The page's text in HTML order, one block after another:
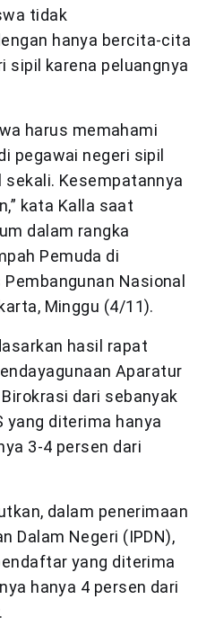
tidak
hanya bercita-cita
sipil karena peluangnya
harus memahami
pegawai negeri sipil
sekali. Kesempatannya
kata Kalla saat
dalam rangka
Pemuda di
Nasional
Minggu (4/11).
hasil rapat
Aparatur
dari sebanyak
yang diterima hanya
3-4 persen dari
dalam penerimaan
Dalam Negeri (IPDN),
yang diterima
hanya 4 persen dari